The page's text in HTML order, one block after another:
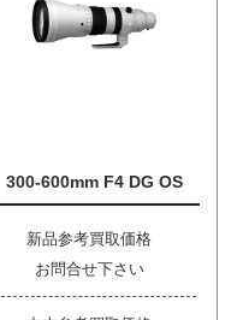
300-600mm F4 DG OS
新品参考買取価格
お問合せ下さい